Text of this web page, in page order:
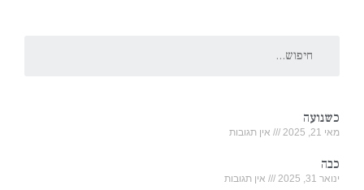
כשנועה
מאי 21, 2025 אין תגובות
כבה
ינואר 31, 2025 אין תגובות